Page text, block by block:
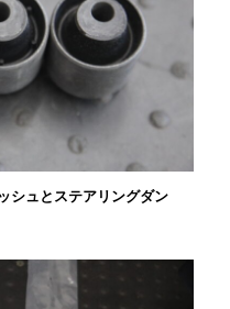
シュとステアリングダン